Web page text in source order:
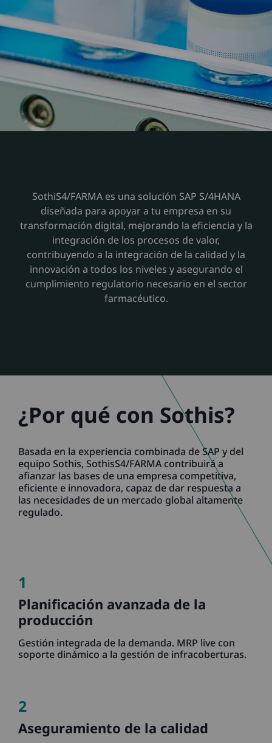
SothiS4/FARMA es una solución SAP S/4HANA
diseñada para apoyar a tu empresa en su
transformación digital, mejorando la eficiencia y la
integración de los procesos de valor,
contribuyendo a la integración de la calidad y la
innovación a todos los niveles y asegurando el
cumplimiento regulatorio necesario en el sector
farmacéutico.
¿Por qué con Sothis?
Basada en la experiencia combinada de SAP y del
equipo Sothis, SothisS4/FARMA contribuirá a
afianzar las bases de una empresa competitiva,
eficiente e innovadora, capaz de dar respuesta a
las necesidades de un mercado global altamente
regulado.
1
Planificación avanzada de la
producción
Gestión integrada de la demanda. MRP live con
soporte dinámico a la gestión de infracoberturas.
2
Aseguramiento de la calidad